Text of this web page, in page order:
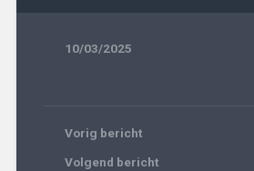
10/03/2025
Vorig bericht
Volgend bericht